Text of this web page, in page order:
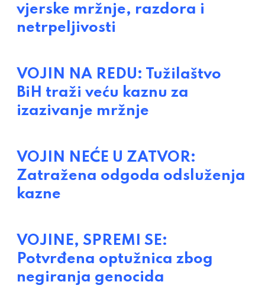
vjerske mržnje, razdora i
netrpeljivosti
VOJIN NA REDU: Tužilaštvo
BiH traži veću kaznu za
izazivanje mržnje
VOJIN NEĆE U ZATVOR:
Zatražena odgoda odsluženja
kazne
VOJINE, SPREMI SE:
Potvrđena optužnica zbog
negiranja genocida